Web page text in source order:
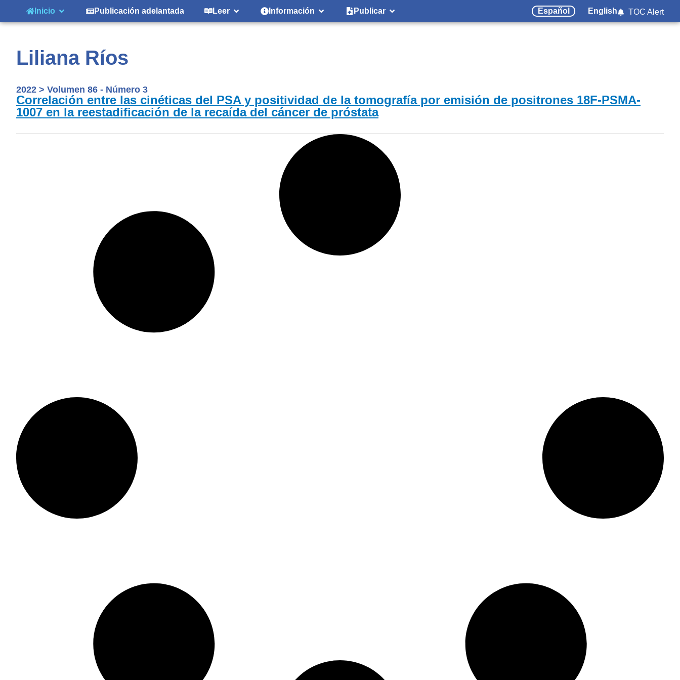
Inicio Publicación adelantada Leer Información Publicar Español English TOC Alert
Liliana Ríos
2022 > Volumen 86 - Número 3
Correlación entre las cinéticas del PSA y positividad de la tomografía por emisión de positrones 18F-PSMA-
1007 en la reestadificación de la recaída del cáncer de próstata